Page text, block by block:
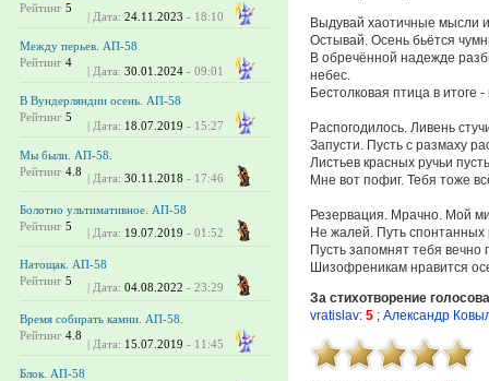
Рейтинг 5
| Дата: 24.11.2023 - 18:10
Между перьев. АП-58
Рейтинг 4
| Дата: 30.01.2024 - 09:01
В Вундерляндии осень. АП-58
Рейтинг 5
| Дата: 18.07.2019 - 15:27
Мы были. АП-58.
Рейтинг 4.8 | Дата: 30.11.2018 - 17:46
Болотно ультимативное. АП-58
Рейтинг 5 | Дата: 19.07.2019 - 01:52
Натощак. АП-58
Рейтинг 5 | Дата: 04.08.2022 - 23:29
Время собирать камни. АП-58.
Рейтинг 4.8
| Дата: 15.07.2019 - 11:45
Блок. АП-58
Выдувай хаотичные мысли
Остывай. Осень бьётся
В обречённой надежде
небес.
Бестолковая птица в итоге
Распогодилось. Ливень
Запусти. Пусть с размаху
Листьев красных ручьи
Мне вот пофиг. Тебя тоже
Резервация. Мрачно. Мой
Не жалей. Путь
Пусть запомнят тебя
Шизофреникам нравится
За стихотворение
vratislav: 5 ; Александр